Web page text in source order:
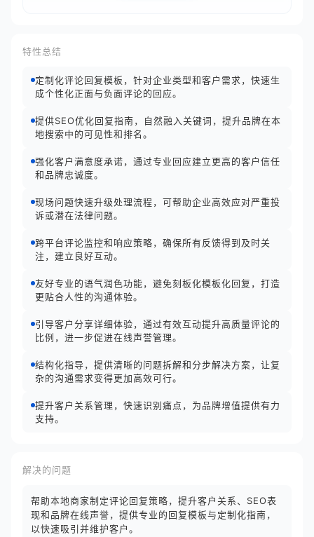
特性总结
定制化评论回复模板，针对企业类型和客户需求，快速生
成个性化正面与负面评论的回应。
提供SEO优化回复指南，自然融入关键词，提升品牌在本
地搜索中的可见性和排名。
强化客户满意度承诺，通过专业回应建立更高的客户信任
和品牌忠诚度。
现场问题快速升级处理流程，可帮助企业高效应对严重投
诉或潜在法律问题。
跨平台评论监控和响应策略，确保所有反馈得到及时关
注，建立良好互动。
友好专业的语气润色功能，避免刻板化模板化回复，打造
更贴合人性的沟通体验。
引导客户分享详细体验，通过有效互动提升高质量评论的
比例，进一步促进在线声誉管理。
结构化指导，提供清晰的问题拆解和分步解决方案，让复
杂的沟通需求变得更加高效可行。
提升客户关系管理，快速识别痛点，为品牌增值提供有力
支持。
解决的问题
帮助本地商家制定评论回复策略，提升客户关系、SEO表
现和品牌在线声誉，提供专业的回复模板与定制化指南，
以快速吸引并维护客户。